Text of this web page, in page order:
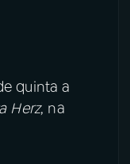
quinta a
Herz, na